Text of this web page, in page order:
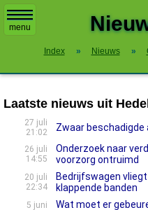
menu
Index » Nieuws »
Laatste nieuws uit Hedel
27 juli
21:02
Zwaar
26 juli
14:55
Onderzoek naar
voorzorg ontruimd
20 juli
22:34
Bedrijfswagen
klappende banden
5 juni
Wat moet er